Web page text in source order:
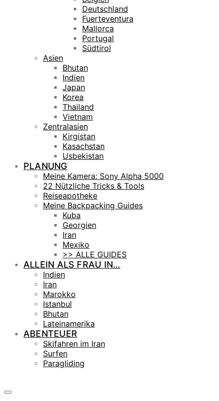
Deutschland
Fuerteventura
Mallorca
Portugal
Südtirol
Asien
Bhutan
Indien
Japan
Korea
Thailand
Vietnam
Zentralasien
Kirgistan
Kasachstan
Usbekistan
PLANUNG
Meine Kamera: Sony Alpha 5000
22 Nützliche Tricks & Tools
Reiseapotheke
Meine Backpacking Guides
Kuba
Georgien
Iran
Mexiko
>> ALLE GUIDES
ALLEIN ALS FRAU IN…
Indien
Iran
Marokko
Istanbul
Bhutan
Lateinamerika
ABENTEUER
Skifahren im Iran
Surfen
Paragliding